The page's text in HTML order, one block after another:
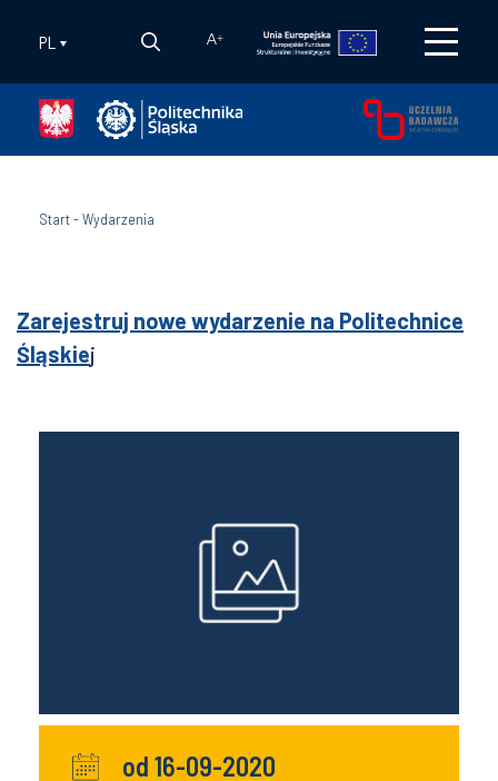
PL A+
Start-Wydarzenia
Zarejestruj nowe wydarzenie na Politechnice
Śląskiej
od 16-09-2020